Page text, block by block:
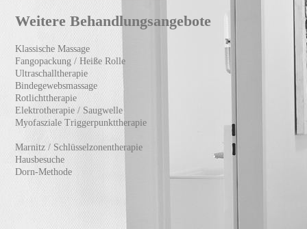
Weitere Behandlungsangebote
Klassische Massage
Fangopackung /Heiße Rolle
Ultraschalltherapie
Bindegewebsmassage
Rotlichttherapie
Elektrotherapie / Saugwelle
MyofaszialeTriggerpunkttherapie
Marnitz / Schlüsselzonentherapie
Hausbesuche
Dorn-Methode